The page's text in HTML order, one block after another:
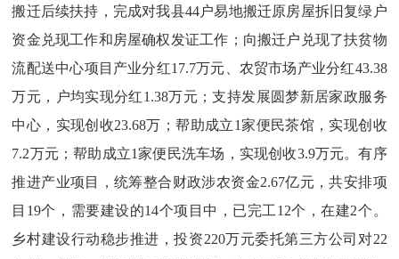
搬迁后续扶持，完成对我县44户易地搬迁原房屋拆旧复绿户
资金兑现工作和房屋确权发证工作；向搬迁户兑现了扶贫物
流配送中心项目产业分红17.7万元、农贸市场产业分红43.38
万元，户均实现分红1.38万元；支持发展圆梦新居家政服务
中心，实现创收23.68万；帮助成立1家便民茶馆，实现创收
7.2万元；帮助成立1家便民洗车场，实现创收3.9万元。有序
推进产业项目，统筹整合财政涉农资金2.67亿元，共安排项
目19个，需要建设的14个项目中，已完工12个，在建2个。
乡村建设行动稳步推进，投资220万元委托第三方公司对22